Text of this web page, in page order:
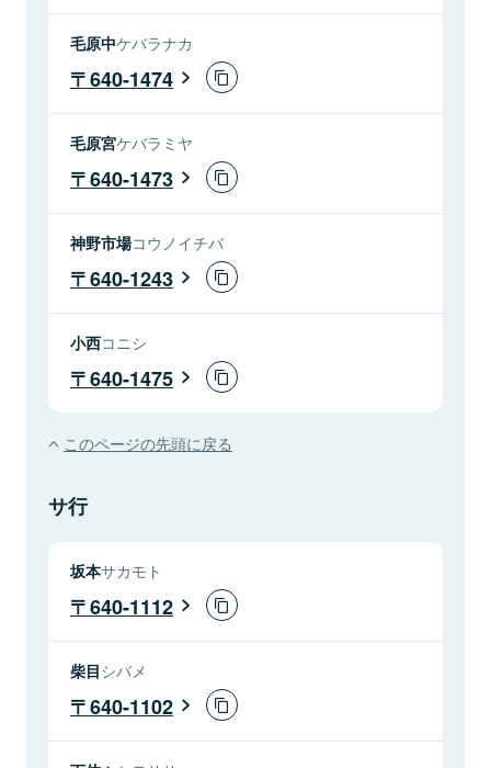
毛原中ケバラナカ
640-1474
毛原宮ケバラミヤ
640-1473
神野市場コウノイチバ
640-1243
小西コニシ
640-1475
このページの先頭に戻る
サ行
坂本サカモト
640-1112
柴目シバメ
640-1102